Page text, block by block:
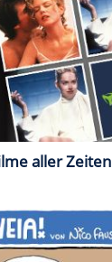
aller Zeiten